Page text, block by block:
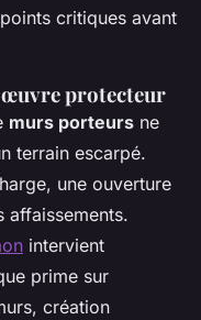
critiques avant
œuvre protecteur
murs porteurs ne
terrain escarpé.
une ouverture
affaissements.
intervient
prime sur
création